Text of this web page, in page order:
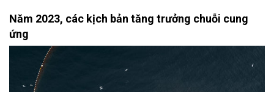
Năm 2023, các kịch bản tăng trưởng chuỗi cung
ứng